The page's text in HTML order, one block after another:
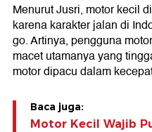
Menurut Jusri, motor kecil
karena karakter jalan di
go. Artinya, pengguna
macet utamanya yang
motor dipacu dalam
Baca juga:
Motor Kecil Wajib